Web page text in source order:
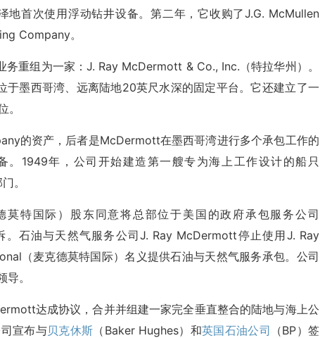
地首次使用浮动钻井设备。第二年，它收购了J.G. McMullen
Company。
重组为一家：J. Ray McDermott & Co., Inc.（特拉华州）。
墨西哥湾、远离陆地20英尺水深的固定平台。它还建立了一
。
的资产，后者是McDermott在墨西哥湾进行多个承包工作的
1949年，公司开始建造第一艘专为海上工作设计的船只
。
特国际）股东同意将总部位于美国的政府承包服务公司
。石油与天然气服务公司J. Ray McDermott停止使用J. Ray
（麦克德莫特国际）名义提供石油与天然气服务承包。公司
。
达成协议，合并并组建一家完全垂直整合的陆地与海上公
宣布与贝克休斯 （Baker Hughes）和英国石油公司 （BP）签